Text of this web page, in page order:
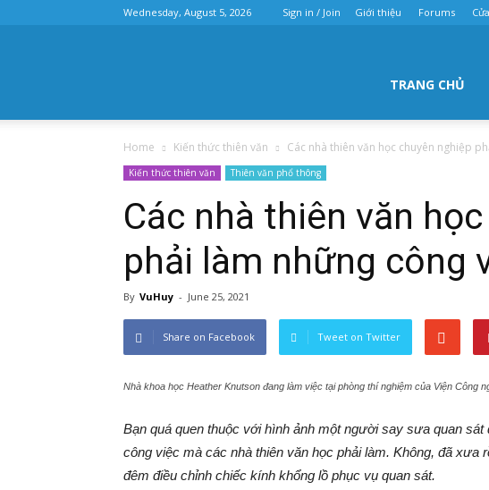
Wednesday, August 5, 2026 Sign in / Join Giới thiệu Forums
thiên
văn
Hà
Nội
TRANG CHỦ
Home Kiến thức thiên văn Các nhà thiên văn học chuyên nghiệp
Kiến thức thiên văn Thiên văn phổ thông
Các nhà thiên văn
phải làm những công
By VuHuy - June 25, 2021
Share on Facebook Tweet on Twitter
Nhà khoa học Heather Knutson đang làm việc tại phòng thí nghiệm của Viện Công
Bạn quá quen thuộc với hình ảnh một người say sưa quan
công việc mà các nhà thiên văn học phải làm. Không, đã xưa
đêm điều chỉnh chiếc kính khổng lồ phục vụ quan sát.